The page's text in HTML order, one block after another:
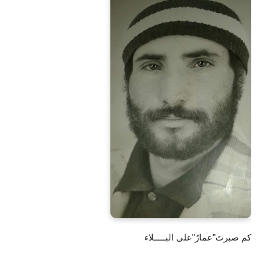
كم صبرتَ"عمارُ"على البـــــلاء